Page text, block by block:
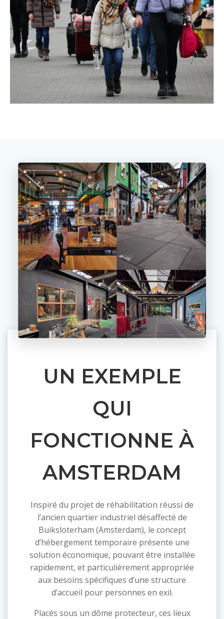
UN EXEMPLE
QUI
FONCTIONNE À
AMSTERDAM
Inspiré du projet de réhabilitation réussi de
l’ancien quartier industriel désaffecté de
Buiksloterham (Amsterdam), le concept
d’hébergement temporaire présente une
solution économique, pouvant être installée
rapidement, et particulièrement appropriée
aux besoins spécifiques d’une structure
d’accueil pour personnes en exil.
Placés sous un dôme protecteur, ces lieux